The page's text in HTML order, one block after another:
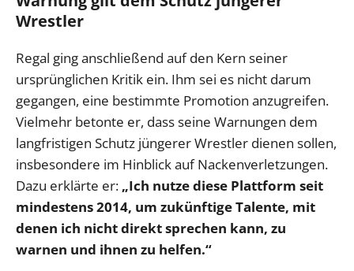
Wrestler
Regal ging anschließend auf den Kern seiner
ursprünglichen Kritik ein. Ihm sei es nicht darum
gegangen, eine bestimmte Promotion anzugreifen.
Vielmehr betonte er, dass seine Warnungen dem
langfristigen Schutz jüngerer Wrestler dienen sollen,
insbesondere im Hinblick auf Nackenverletzungen.
Dazu erklärte er: „Ich nutze diese Plattform seit
mindestens 2014, um zukünftige Talente, mit
denen ich nicht direkt sprechen kann, zu
warnen und ihnen zu helfen.“